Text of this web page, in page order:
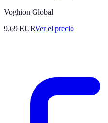
Voghion Global
9.69 EURVer el precio